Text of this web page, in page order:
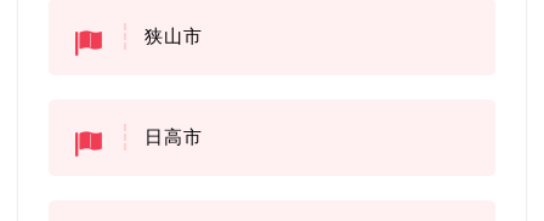
狭山市
日高市